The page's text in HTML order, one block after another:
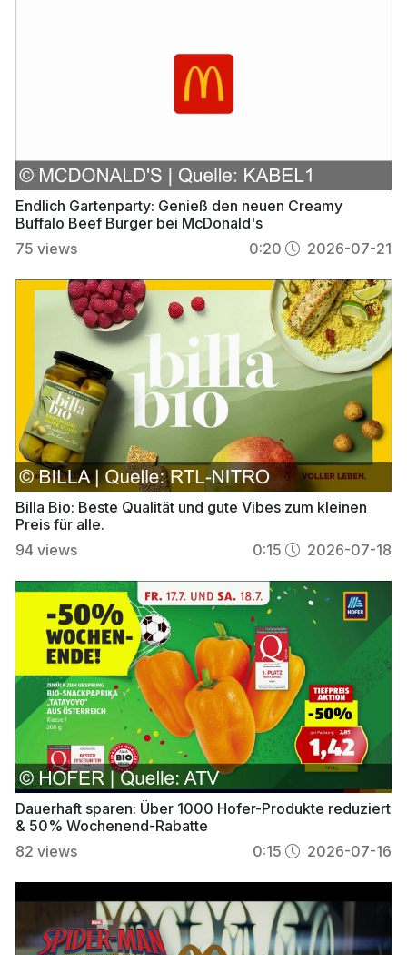
Endlich Gartenparty: Genieß den neuen Creamy
Buffalo Beef Burger bei McDonald's
75 views 0:20 2026-07-21
Billa Bio: Beste Qualität und gute Vibes zum kleinen
Preis für alle.
94 views 0:15 2026-07-18
Dauerhaft sparen: Über 1000 Hofer-Produkte reduziert
& 50% Wochenend-Rabatte
82 views 0:15 2026-07-16